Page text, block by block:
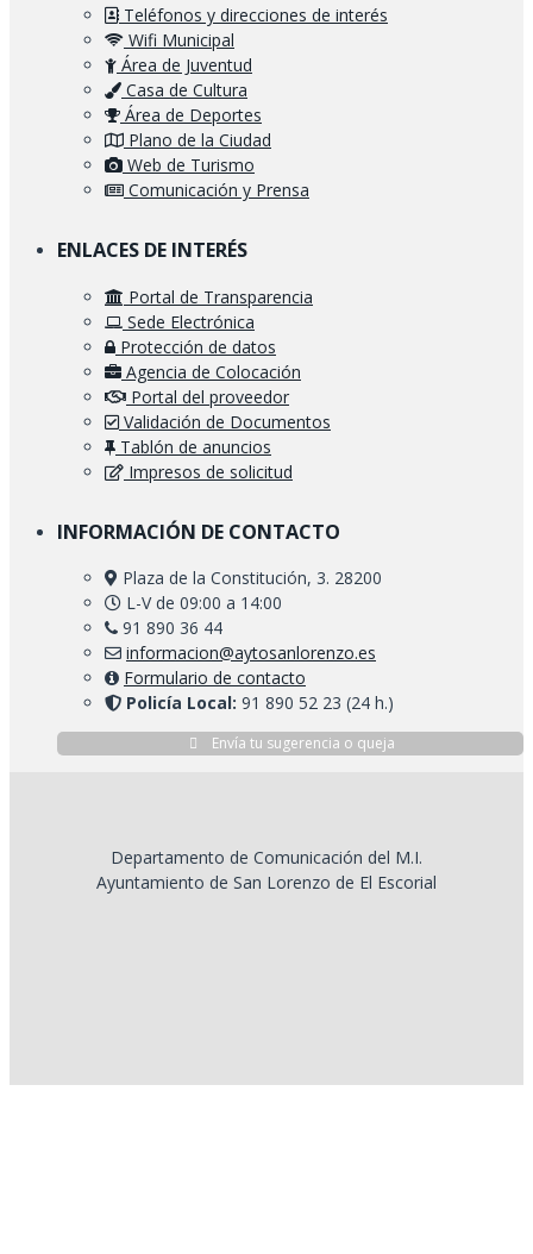
Teléfonos y direcciones de interés
Wifi Municipal
Área de Juventud
Casa de Cultura
Área de Deportes
Plano de la Ciudad
Web de Turismo
Comunicación y Prensa
ENLACES DE INTERÉS
Portal de Transparencia
Sede Electrónica
Protección de datos
Agencia de Colocación
Portal del proveedor
Validación de Documentos
Tablón de anuncios
Impresos de solicitud
INFORMACIÓN DE CONTACTO
Plaza de la Constitución, 3. 28200
L-V de 09:00 a 14:00
91 890 36 44
informacion@aytosanlorenzo.es
Formulario de contacto
Policía Local: 91 890 52 23 (24 h.)
Envía tu sugerencia o queja
Departamento de Comunicación del M.I.
Ayuntamiento de San Lorenzo de El Escorial